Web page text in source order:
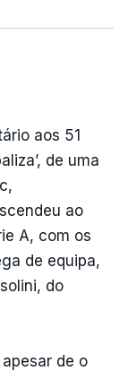
aos 51
de uma
ao
A, com os
de equipa,
do
de o